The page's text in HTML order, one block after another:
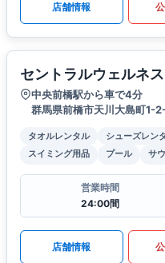
店舗情報
セントラルウェルネ
中央前橋駅から車で4分
群馬県前橋市天川大島町1-
タオルレンタル シューズレン
スイミング用品
プール サ
営業時間
24:00間
店舗情報